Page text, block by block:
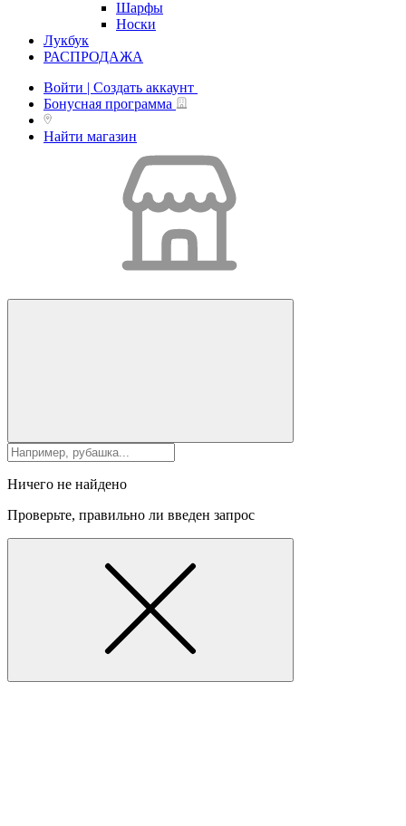
Шарфы
Носки
Лукбук
РАСПРОДАЖА
Войти | Создать аккаунт
Бонусная программа
Найти магазин
Ничего не найдено
Проверьте, правильно ли введен запрос